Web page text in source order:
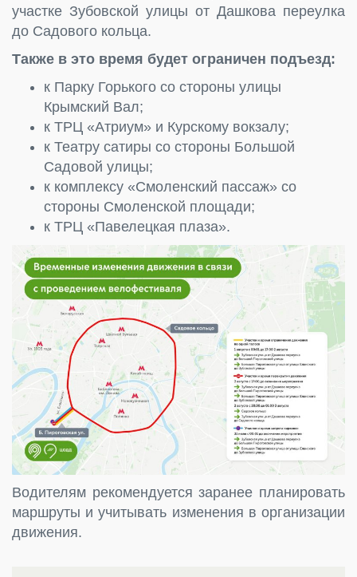
участке Зубовской улицы от Дашкова переулка
до Садового кольца.
Также в это время будет ограничен подъезд:
к Парку Горького со стороны улицы
Крымский Вал;
к ТРЦ «Атриум» и Курскому вокзалу;
к Театру сатиры со стороны Большой
Садовой улицы;
к комплексу «Смоленский пассаж» со
стороны Смоленской площади;
к ТРЦ «Павелецкая плаза».
Водителям рекомендуется заранее планировать
маршруты и учитывать изменения в организации
движения.